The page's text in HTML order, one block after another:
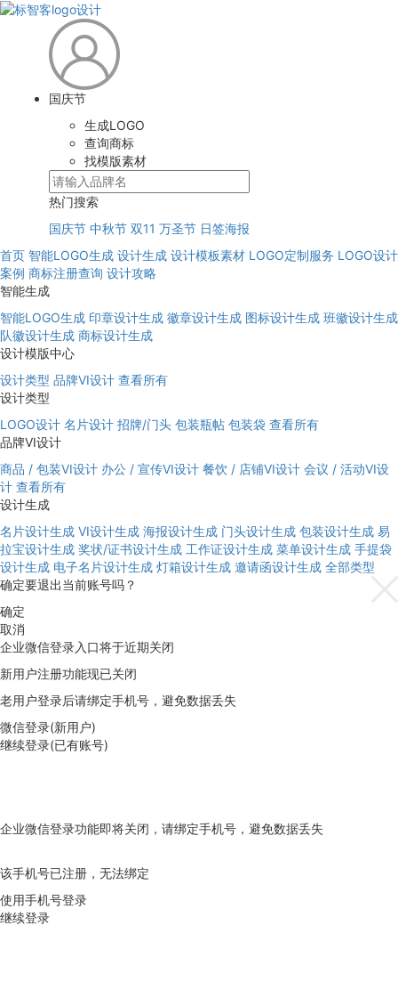
国庆节
生成LOGO
查询商标
找模版素材
热门搜索
国庆节 中秋节 双11 万圣节 日签海报
首页 智能LOGO生成 设计生成 设计模板素材 LOGO定制服务 LOGO设计
案例 商标注册查询 设计攻略
智能生成
智能LOGO生成 印章设计生成 徽章设计生成 图标设计生成 班徽设计生成
队徽设计生成 商标设计生成
设计模版中心
设计类型 品牌VI设计 查看所有
设计类型
LOGO设计 名片设计 招牌/门头 包装瓶帖 包装袋 查看所有
品牌VI设计
商品 / 包装VI设计 办公 / 宣传VI设计 餐饮 / 店铺VI设计 会议 / 活动VI设
计 查看所有
设计生成
名片设计生成 VI设计生成 海报设计生成 门头设计生成 包装设计生成 易
拉宝设计生成 奖状/证书设计生成 工作证设计生成 菜单设计生成 手提袋
设计生成 电子名片设计生成 灯箱设计生成 邀请函设计生成 全部类型
确定要退出当前账号吗？
确定
取消
企业微信登录入口将于近期关闭
新用户注册功能现已关闭
老用户登录后请绑定手机号，避免数据丢失
微信登录(新用户)
继续登录(已有账号)
企业微信登录功能即将关闭，请绑定手机号，避免数据丢失
该手机号已注册，无法绑定
使用手机号登录
继续登录